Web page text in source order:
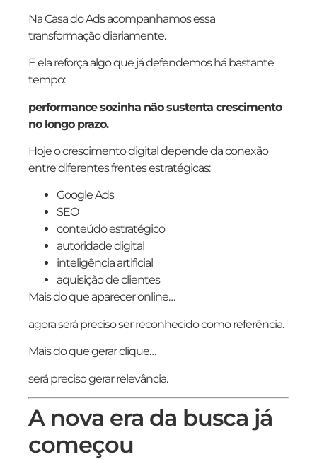
Na Casa do Ads acompanhamos essa
transformação diariamente.
E ela reforça algo que já defendemos há bastante
tempo:
performance sozinha não sustenta crescimento
no longo prazo.
Hoje o crescimento digital depende da conexão
entre diferentes frentes estratégicas:
Google Ads
SEO
conteúdo estratégico
autoridade digital
inteligência artificial
aquisição de clientes
Mais do que aparecer online…
agora será preciso ser reconhecido como referência.
Mais do que gerar clique…
será preciso gerar relevância.
A nova era da busca já
começou